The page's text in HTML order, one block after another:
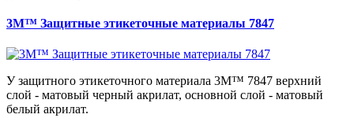
3M™ Защитные этикеточные материалы 7847
У защитного этикеточного материала 3М™ 7847 верхний
слой - матовый черный акрилат, основной слой - матовый
белый акрилат.